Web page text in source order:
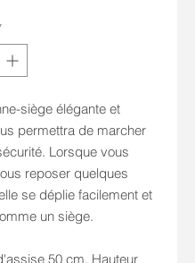
siège élégante et
permettra de marcher
Lorsque vous
reposer quelques
se déplie facilement et
un siège.
50 cm. Hauteur